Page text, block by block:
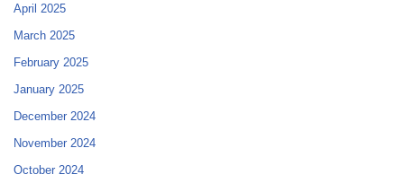
April 2025
March 2025
February 2025
January 2025
December 2024
November 2024
October 2024